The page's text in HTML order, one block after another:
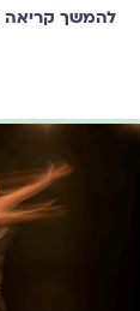
להמשך קריאה